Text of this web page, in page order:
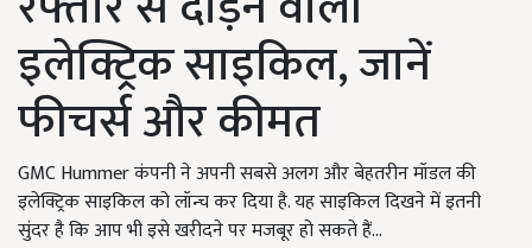
इलेक्ट्रिक साइकिल, जानें
फीचर्स और कीमत
GMC Hummer कंपनी ने अपनी सबसे अलग और बेहतरीन मॉडल की
इलेक्ट्रिक साइकिल को लॉन्च कर दिया है. यह साइकिल दिखने में इतनी
सुंदर है कि आप भी इसे खरीदने पर मजबूर हो सकते हैं...